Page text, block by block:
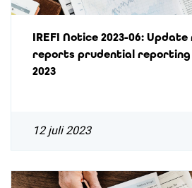
IREFI Notice 2023-06: Update
reports prudential reporting
2023
12 juli 2023